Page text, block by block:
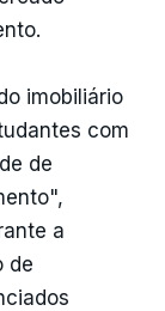
imobiliário
com
de
a
de